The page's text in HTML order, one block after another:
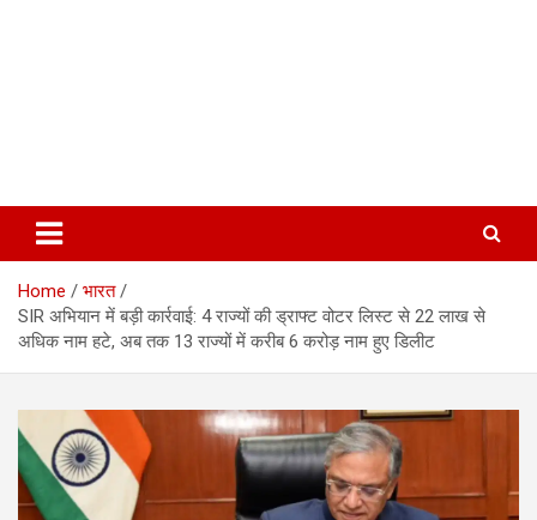
Home
भारत
SIR अभियान में बड़ी कार्रवाई: 4 राज्यों की ड्राफ्ट वोटर लिस्ट से 22 लाख से
अधिक नाम हटे, अब तक 13 राज्यों में करीब 6 करोड़ नाम हुए डिलीट